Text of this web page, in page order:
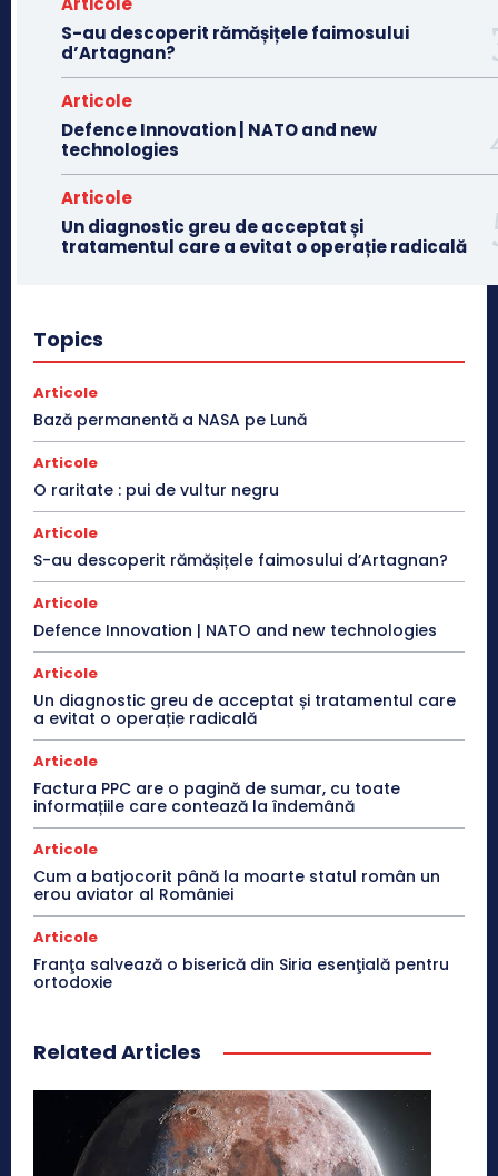
S-au descoperit rămășițele faimosului
d’Artagnan?
Articole
Defence Innovation | NATO and new
technologies
Articole
Un diagnostic greu de acceptat și
tratamentul care a evitat o operație radicală
Topics
Articole
Bază permanentă a NASA pe Lună
Articole
O raritate : pui de vultur negru
Articole
S-au descoperit rămășițele faimosului d’Artagnan?
Articole
Defence Innovation | NATO and new technologies
Articole
Un diagnostic greu de acceptat și tratamentul care
a evitat o operație radicală
Articole
Factura PPC are o pagină de sumar, cu toate
informațiile care contează la îndemână
Articole
Cum a batjocorit până la moarte statul român un
erou aviator al României
Articole
Franţa salvează o biserică din Siria esenţială pentru
ortodoxie
Related Articles